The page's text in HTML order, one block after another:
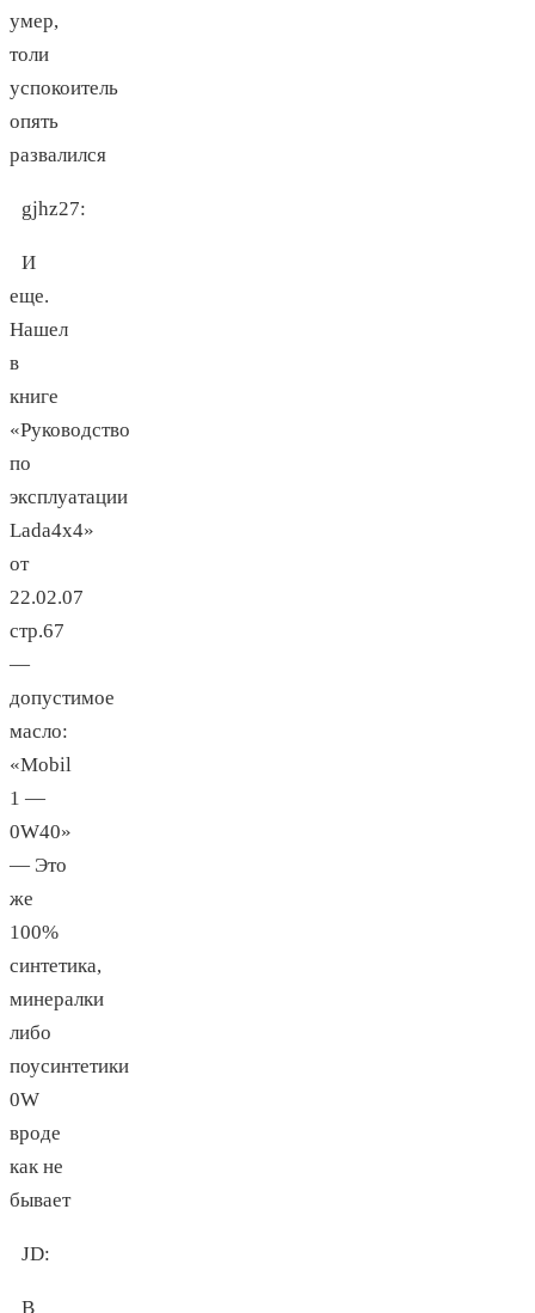
умер,
толи
успокоитель
опять
развалился
gjhz27:
И
еще.
Нашел
в
книге
«Руководство
по
эксплуатации
Lada4х4»
от
22.02.07
стр.67
—
допустимое
масло:
«Мobil
1 —
0W40»
— Это
же
100%
синтетика,
минералки
либо
поусинтетики
0W
вроде
как не
бывает
JD:
В